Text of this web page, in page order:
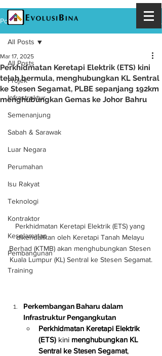
Post
All Posts
Projek
Infrastruktur
Semenanjung
Sabah & Sarawak
Luar Negara
Perumahan
Isu Rakyat
Teknologi
Kontraktor
Keselamatan
Pembangunan
Training
All Posts
Perkhidmatan Keretapi Elektrik (ETS) kini
telah bermula, menghubungkan KL Sentral
ke Stesen Segamat, PLBE sepanjang 192km
menghubungkan Gemas ke Johor Bahru
Mar 17, 2025
Perkhidmatan Keretapi Elektrik (ETS) yang
dikendalikan oleh Keretapi Tanah Melayu
Berhad (KTMB) akan menghubungkan Stesen
Kuala Lumpur (KL) Sentral ke Stesen Segamat.
Perkembangan Baharu dalam
Infrastruktur Pengangkutan
Perkhidmatan Keretapi Elektrik
(ETS) kini menghubungkan KL
Sentral ke Stesen Segamat,